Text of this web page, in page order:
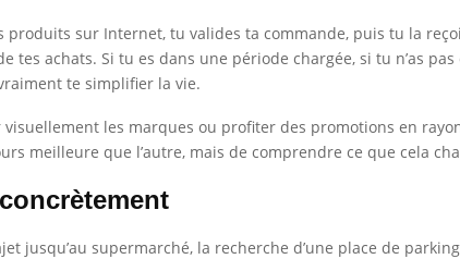
sur Internet, tu valides ta commande, puis tu la
achats. Si tu es dans une période chargée, si tu n’as
te simplifier la vie.
les marques ou profiter des promotions en
meilleure que l’autre, mais de comprendre ce que cela
jusqu’au supermarché, la recherche d’une place de